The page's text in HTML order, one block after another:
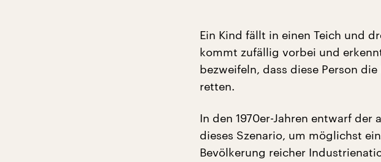
Ein Kind fällt in einen Teich und
kommt zufällig vorbei und
bezweifeln, dass diese Person
retten.
In den 1970er-Jahren entwarf der
dieses Szenario, um möglichst
Bevölkerung reicher